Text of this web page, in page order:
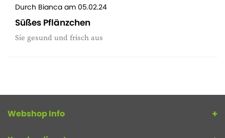
Durch Bianca am 05.02.24
Süßes Pflänzchen
Sie gesund und frisch aus
Webshop Info